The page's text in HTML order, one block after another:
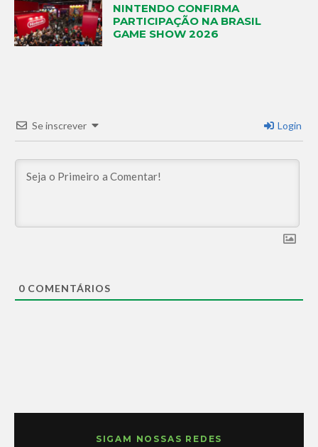
NINTENDO CONFIRMA
PARTICIPAÇÃO NA BRASIL
GAME SHOW 2026
Se inscrever Login
0 COMENTÁRIOS
SIGAM NOSSAS REDES